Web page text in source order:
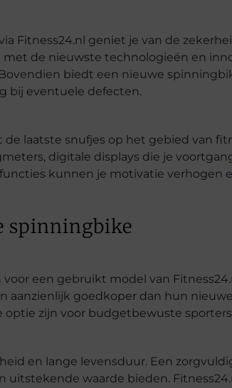
Fitness24.nl geniet je van de
de nieuwste technologieën en
biedt een nieuwe
bij eventuele defecten.
laatste snufjes op het gebied van
digitale displays die je
kunnen je motivatie verhogen
spinningbike
een gebruikt model van
aanzienlijk goedkoper dan hun nieuwe
optie zijn voor budgetbewuste
en lange levensduur. Een
waarde bieden.